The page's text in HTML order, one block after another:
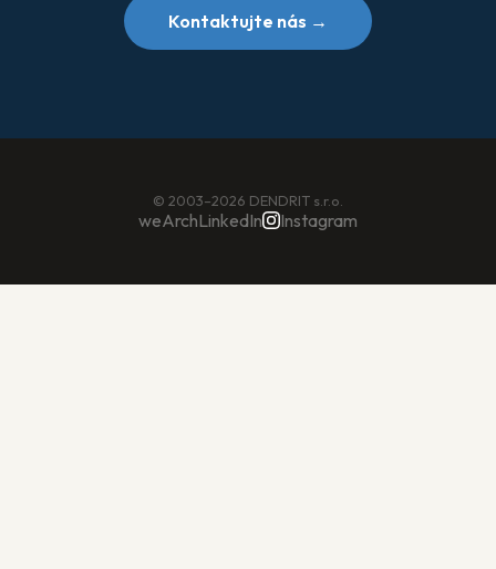
Kontaktujte nás →
© 2003–2026 DENDRIT s.r.o.
weArchLinkedIn Instagram